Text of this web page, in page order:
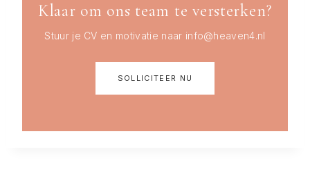
Klaar om ons team te versterken?
Stuur je CV en motivatie naar info@heaven4.nl
SOLLICITEER NU